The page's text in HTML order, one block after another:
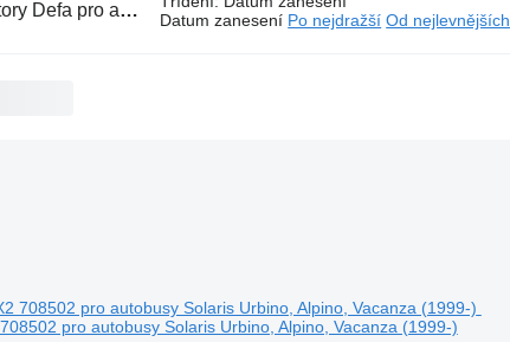
pro autobusů
Datum zanesení Po nejdražší Od nejlevnějších
pro autobusy Solaris Urbino, Alpino, Vacanza (1999-)